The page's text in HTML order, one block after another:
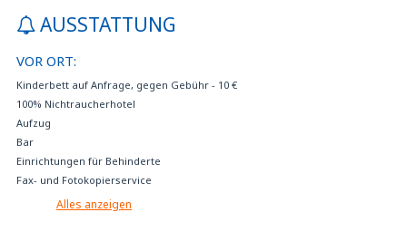
AUSSTATTUNG
VOR ORT:
Kinderbett auf Anfrage, gegen Gebühr - 10 €
100% Nichtraucherhotel
Aufzug
Bar
Einrichtungen für Behinderte
Fax- und Fotokopierservice
Frühstücksbuffet
Alles anzeigen